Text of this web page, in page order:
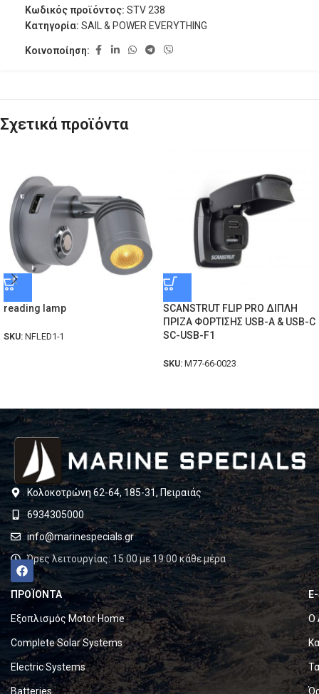
Κωδικός προϊόντος: STV 238
Κατηγορία: SAIL & POWER EVERYTHING
Κοινοποίηση:
Σχετικά προϊόντα
reading lamp
SKU: NFLED1-1
SCANSTRUT FLIP PRO ΔΙΠΛΗ
ΠΡΙΖΑ ΦΟΡΤΙΣΗΣ USB-A & USB-C
SC-USB-F1
SKU: M77-66-0023
Κολοκοτρώνη 62-64, 185-31, Πειραιάς
6934305000
info@marinespecials.gr
Ώρες λειτουργίας: 15:00 με 19:00 κάθε μέρα
ΠΡΟΪΟΝΤΑ
Εξοπλισμός Motor Home
Complete Solar Systems
Electric Systems
Batteries
Ο